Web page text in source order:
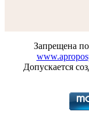
Запрещена
Допускается